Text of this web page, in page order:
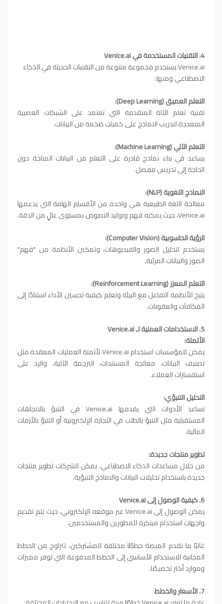
4. التقنيات المستخدمة في Venice.ai
Venice.ai يستخدم مجموعة متنوعة من التقنيات الحديثة في الذكاء
الاصطناعي ومنها:
التعلم العميق (Deep Learning):
تقنية تعلم الآلة المتقدمة التي تعتمد على الشبكات العصبية
المتعددة لتدريب النماذج على كميات ضخمة من البيانات.
التعلم الآلي (Machine Learning):
يساعد في بناء نماذج قادرة على التعلم من البيانات المتاحة دون
الحاجة إلى تدريس مفصل.
النماذج اللغوية (NLP):
معالجة اللغة الطبيعية هي واحدة من الأقسام الهامة التي يدعمها
Venice.ai، حيث يمكنه فهم وتوليد النصوص بمستوى عالٍ من الدقة.
الرؤية الحاسوبية (Computer Vision):
يستخدم لتحليل الصور والفيديوهات، وتمكين الأنظمة من "فهم"
الصور والبيانات المرئية.
التعلم المعزز (Reinforcement Learning):
يتيح للأنظمة التفاعل مع البيئة وتعلم كيفية تحسين الأداء استنادًا إلى
المكافآت والعقوبات.
5. الاستخدامات العملية لـ Venice.ai
الأتمتة:
يمكن للمؤسسات استخدام Venice.ai لأتمتة العمليات المعقدة مثل
تصنيف البيانات، معالجة المستندات، الترجمة الآلية، والرد على
استفسارات العملاء.
التحليل التنبؤي:
تساعد الأدوات التي يقدمها Venice.ai في التنبؤ بالاتجاهات
المستقبلية مثل التنبؤ بالطلب في التجارة الإلكترونية أو التنبؤ بالأزمات
المالية.
تطوير منتجات جديدة:
من خلال مساعدات الذكاء الاصطناعي، يمكن للشركات تطوير منتجات
جديدة باستخدام تحليلات البيانات والنماذج التنبؤية.
6. كيفية الوصول إلى Venice.ai
يمكن الوصول إلى Venice.ai عبر موقعه الإلكتروني، حيث يتم تقديم
واجهات استخدام مبتكرة للمطورين والمستخدمين.
غالبًا ما تقدم المنصة خططًا مختلفة للمشتركين، تتراوح من الخطط
المجانية للاستخدام الأساسي إلى الخطط المدفوعة التي توفر مميزات
وموارد أكثر تخصيصًا.
7. الأسعار والخطط